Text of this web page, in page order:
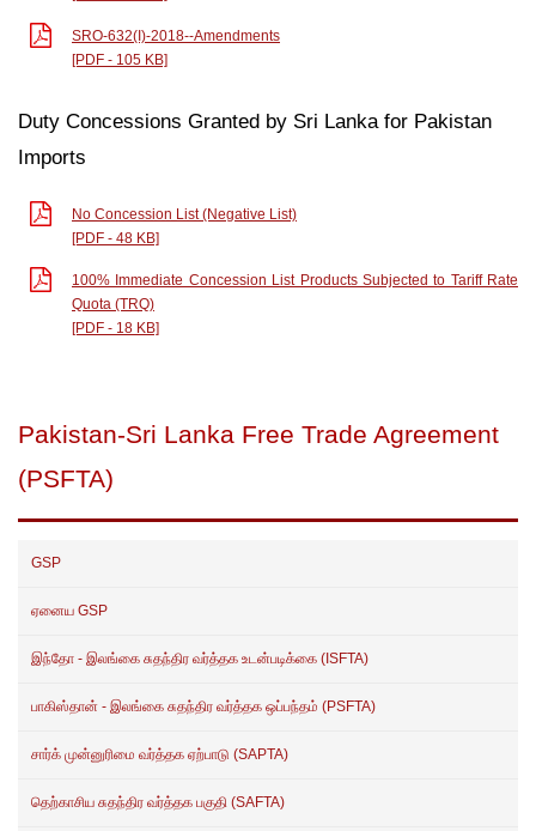
SRO-632(I)-2018--Amendments
[PDF - 105 KB]
Duty Concessions Granted by Sri Lanka for Pakistan
Imports
No Concession List (Negative List)
[PDF - 48 KB]
100% Immediate Concession List Products Subjected to Tariff Rate
Quota (TRQ)
[PDF - 18 KB]
Pakistan-Sri Lanka Free Trade Agreement
(PSFTA)
GSP
ஏனைய GSP
இந்தோ - இலங்கை சுதந்திர வர்த்தக உடன்படிக்கை (ISFTA)
பாகிஸ்தான் - இலங்கை சுதந்திர வர்த்தக ஒப்பந்தம் (PSFTA)
சார்க் முன்னுரிமை வர்த்தக ஏற்பாடு (SAPTA)
தெற்காசிய சுதந்திர வர்த்தக பகுதி (SAFTA)